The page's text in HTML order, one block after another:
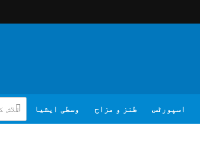
اسپورٹس طنز و مزاح وسطی ایشیا